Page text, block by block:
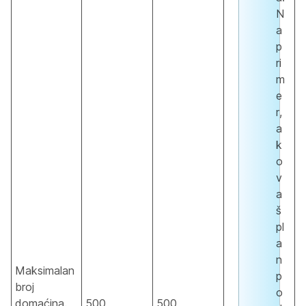
Maksimalan
broj
domaćina,
500 500
N
a
p
ri
m
e
r,
a
k
o
v
a
š
pl
a
n
p
o